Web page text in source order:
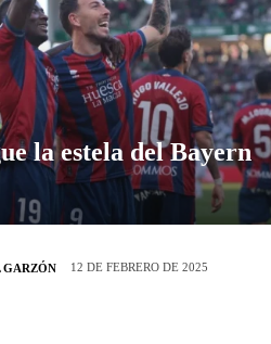
la estela del Bayern
GARZÓN 12 DE FEBRERO DE 2025